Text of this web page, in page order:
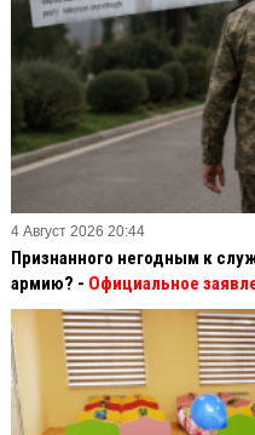
4 Август 2026 20:44
Признанного негодным к
армию? - Официальное